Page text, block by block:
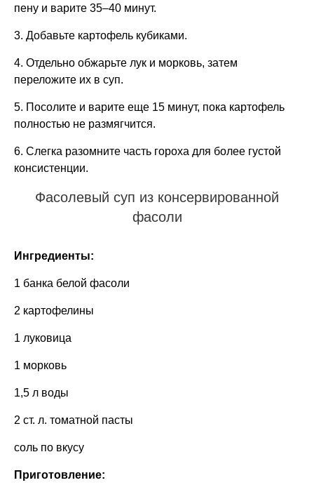
пену и варите 35–40 минут.
3. Добавьте картофель кубиками.
4. Отдельно обжарьте лук и морковь, затем
переложите их в суп.
5. Посолите и варите еще 15 минут, пока картофель
полностью не размягчится.
6. Слегка разомните часть гороха для более густой
консистенции.
Фасолевый суп из консервированной
фасоли
Ингредиенты:
1 банка белой фасоли
2 картофелины
1 луковица
1 морковь
1,5 л воды
2 ст. л. томатной пасты
соль по вкусу
Приготовление: